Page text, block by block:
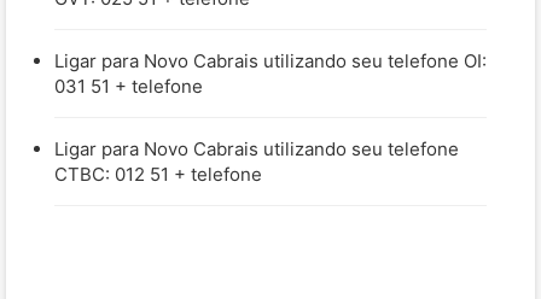
Ligar para Novo Cabrais utilizando seu telefone OI:
031 51 + telefone
Ligar para Novo Cabrais utilizando seu telefone
CTBC: 012 51 + telefone